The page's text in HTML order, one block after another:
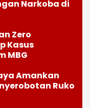
Narkoba di
Zero
Kasus
MBG
Amankan
Ruko